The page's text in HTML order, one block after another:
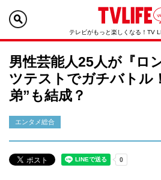
テレビがもっと楽しくなる！TV
男性芸能人25人が『ロ
ツテストでガチバトル
弟”も結成？
エンタメ総合